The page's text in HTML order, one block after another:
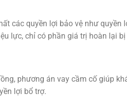
các quyền lợi bảo vệ như quyền
lực, chỉ có phần giá trị hoàn lại bị
phương án vay cầm cố giúp
lợi bổ trợ.